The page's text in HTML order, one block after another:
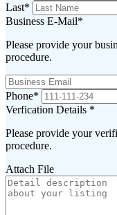
Last*
Business E-Mail*
Please provide your
procedure.
Phone*
Verfication Details *
Please provide your
procedure.
Attach File